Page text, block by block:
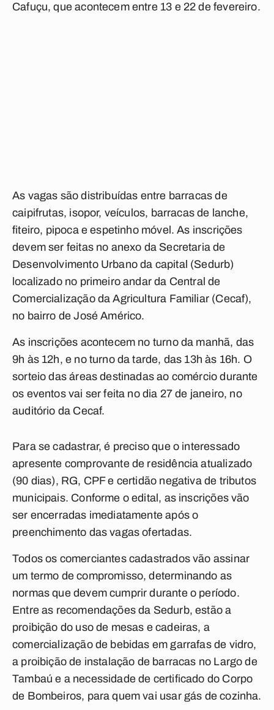
Cafuçu, que acontecem entre 13 e 22 de fevereiro.
As vagas são distribuídas entre barracas de
caipifrutas, isopor, veículos, barracas de lanche,
fiteiro, pipoca e espetinho móvel. As inscrições
devem ser feitas no anexo da Secretaria de
Desenvolvimento Urbano da capital (Sedurb)
localizado no primeiro andar da Central de
Comercialização da Agricultura Familiar (Cecaf),
no bairro de José Américo.
As inscrições acontecem no turno da manhã, das
9h às 12h, e no turno da tarde, das 13h às 16h. O
sorteio das áreas destinadas ao comércio durante
os eventos vai ser feita no dia 27 de janeiro, no
auditório da Cecaf.
Para se cadastrar, é preciso que o interessado
apresente comprovante de residência atualizado
(90 dias), RG, CPF e certidão negativa de tributos
municipais. Conforme o edital, as inscrições vão
ser encerradas imediatamente após o
preenchimento das vagas ofertadas.
Todos os comerciantes cadastrados vão assinar
um termo de compromisso, determinando as
normas que devem cumprir durante o período.
Entre as recomendações da Sedurb, estão a
proibição do uso de mesas e cadeiras, a
comercialização de bebidas em garrafas de vidro,
a proibição de instalação de barracas no Largo de
Tambaú e a necessidade de certificado do Corpo
de Bombeiros, para quem vai usar gás de cozinha.